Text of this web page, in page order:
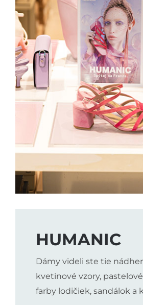
HUMANIC
Dámy videli ste tie
kvetinové vzory,
farby lodičiek, sandálok a